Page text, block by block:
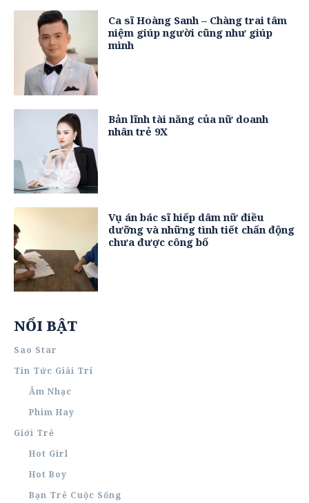
Ca sĩ Hoàng Sanh – Chàng trai tâm
niệm giúp người cũng như giúp
mình
Bản lĩnh tài năng của nữ doanh
nhân trẻ 9X
Vụ án bác sĩ hiếp dâm nữ điều
dưỡng và những tình tiết chấn động
chưa được công bố
NỔI BẬT
Sao Star
Tin Tức Giải Trí
Âm Nhạc
Phim Hay
Giới Trẻ
Hot Girl
Hot Boy
Bạn Trẻ Cuộc Sống